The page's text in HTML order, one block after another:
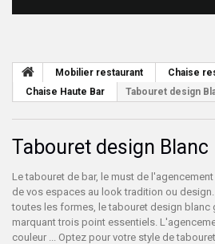
Mobilier restaurant
Chaise
Chaise Haute Bar
Tabouret design
Tabouret design Blanc
Le tabouret de bar, le must de
de vos espaces au look tradition ou
toutes les formes, le tabouret design blanc
marquant trois point essentiels.
couleur ... Optez pour votre style de